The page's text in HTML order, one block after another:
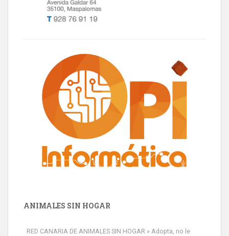
ANIMALES SIN HOGAR
RED CANARIA DE ANIMALES SIN HOGAR » Adopta, no le